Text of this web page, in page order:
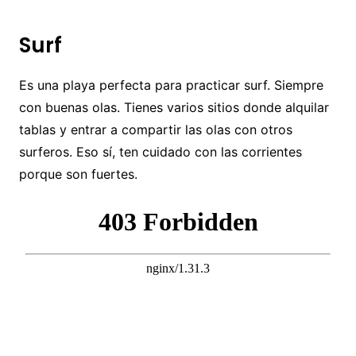
Surf
Es una playa perfecta para practicar surf. Siempre
con buenas olas. Tienes varios sitios donde alquilar
tablas y entrar a compartir las olas con otros
surferos. Eso sí, ten cuidado con las corrientes
porque son fuertes.